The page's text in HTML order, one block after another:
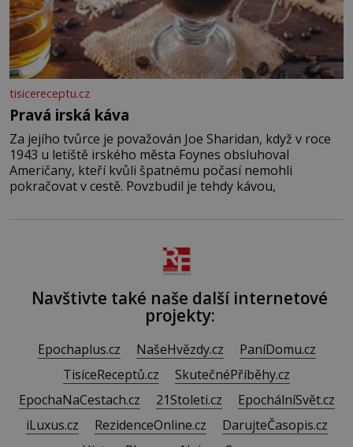
tisicereceptu.cz
Pravá irská káva
Za jejího tvůrce je považován Joe Sharidan, když v roce
1943 u letiště irského města Foynes obsluhoval
Američany, kteří kvůli špatnému počasí nemohli
pokračovat v cestě. Povzbudil je tehdy kávou,
Navštivte také naše další internetové
projekty:
Epochaplus.cz NašeHvězdy.cz
PaníDomu.cz
TisíceReceptů.cz
SkutečnéPříběhy.cz
EpochaNaCestach.cz
21Stoleti.cz
EpochálníSvět.cz
iLuxus.cz
RezidenceOnline.cz
DarujteČasopis.cz